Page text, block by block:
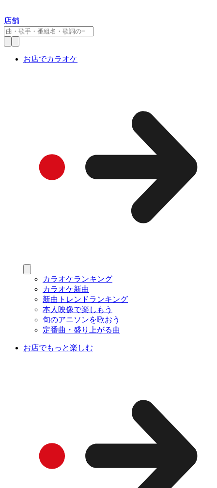
店舗
お店でカラオケ
カラオケランキング
カラオケ新曲
新曲トレンドランキング
本人映像で楽しもう
旬のアニソンを歌おう
定番曲・盛り上がる曲
お店でもっと楽しむ